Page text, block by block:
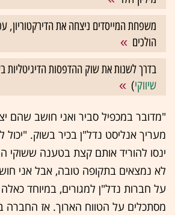
משפחת המייסדים ניצחה את הדירקטוריון,
הולכים
בדרך לשנות את שוק ההדפסות הדיגיטליות
שיווקי)
"מדובר במכפיל סביר ואני חושב שהם
מעריך אנליסט נדל"ן בכיר בשוק. "יכול
ינסו להוריד אותם קצת בטענה ששוקי
לא נמצאים בתקופה טובה, אבל אני
על חברות נדל"ן למגורים, במיוחד
מסתכלים על הטווח הארוך. אז החברה